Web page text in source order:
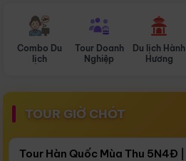
Combo Du
lịch
Tour Doanh
Nghiệp
Du lịch Hành
Hương
TOUR GIỜ CHÓT
Còn15 ngày 14:25:00
Tour Hàn Quốc Mùa Thu 5N4Đ